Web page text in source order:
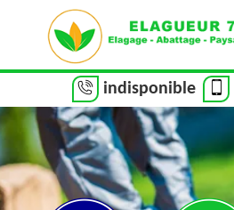
indisponible